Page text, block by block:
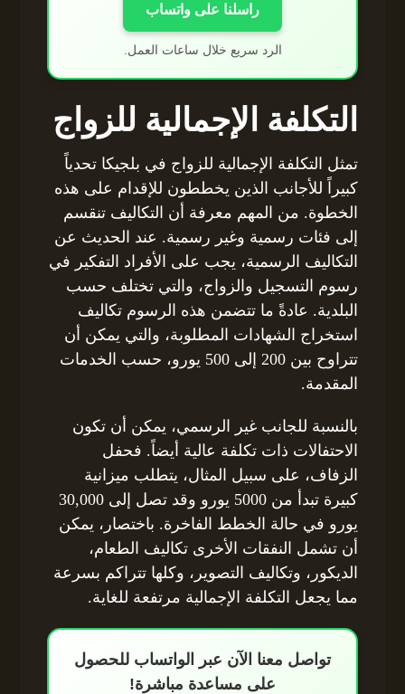
راسلنا على واتساب
الرد سريع خلال ساعات العمل.
التكلفة الإجمالية للزواج
تمثل التكلفة الإجمالية للزواج في بلجيكا تحدياً
كبيراً للأجانب الذين يخططون للإقدام على هذه
الخطوة. من المهم معرفة أن التكاليف تنقسم
إلى فئات رسمية وغير رسمية. عند الحديث عن
التكاليف الرسمية، يجب على الأفراد التفكير في
رسوم التسجيل والزواج، والتي تختلف حسب
البلدية. عادةً ما تتضمن هذه الرسوم تكاليف
استخراج الشهادات المطلوبة، والتي يمكن أن
تتراوح بين 200 إلى 500 يورو، حسب الخدمات
المقدمة.
بالنسبة للجانب غير الرسمي، يمكن أن تكون
الاحتفالات ذات تكلفة عالية أيضاً. فحفل
الزفاف، على سبيل المثال، يتطلب ميزانية
كبيرة تبدأ من 5000 يورو وقد تصل إلى 30,000
يورو في حالة الخطط الفاخرة. باختصار، يمكن
أن تشمل النفقات الأخرى تكاليف الطعام،
الديكور، وتكاليف التصوير، وكلها تتراكم بسرعة
مما يجعل التكلفة الإجمالية مرتفعة للغاية.
تواصل معنا الآن عبر الواتساب للحصول
على مساعدة مباشرة!